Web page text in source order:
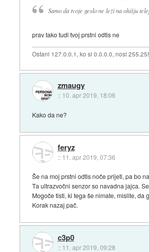
Samo da tvoje geslo ne leži na ohišju
prav tako tudi tvoj prstni odtis ne
Ostani 127.0.0.1, ko si 0.0.0.0, nosi
zmaugy
:: 10. apr 2019, 18:06
Kako da ne?
feryz
:: 11. apr 2019, 07:36
Še na moj prstni odtis noče prijeti, pa bo
Ta ultrazvočni senzor so navadna jajca.
Mogoče tisti, ki tega še nimate, mislite, da
Korak nazaj pač.
c3p0
:: 11. apr 2019, 09:28